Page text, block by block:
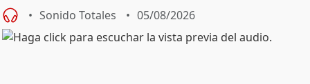
Sonido Totales 05/08/2026